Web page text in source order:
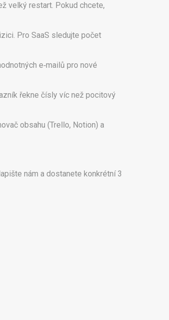
velký restart. Pokud chcete,
Pro SaaS sledujte počet
e‑mailů pro nové
řekne čísly víc než pocitový
obsahu (Trello, Notion) a
nám a dostanete konkrétní 3